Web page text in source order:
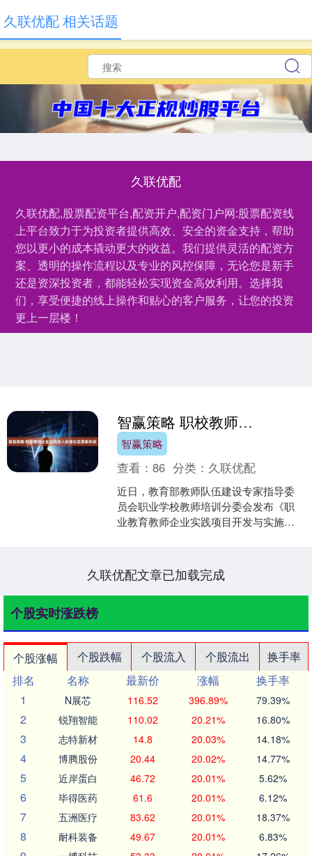
久联优配
久联优配,股票配资平台,配资开户,配资门户网:股票配资线
上平台致力于为投资者提供高效、安全的资金支持，帮助
您以更小的成本撬动更大的收益。我们提供灵活的配资方
案、透明的操作流程以及专业的风控保障，无论您是新手
还是资深投资者，都能轻松实现资金高效利用。选择我
们，享受便捷的线上操作和贴心的客户服务，让您的投资
更上一层楼！
久联优配 相关话题
智赢策略 职校教师企业实践进入标准化发展新阶段
智赢策略
查看：86 分类： 久联优配
近日，教育部教师队伍建设专家指导委
员会职业学校教师培训分委会发布《职
业教育教师企业实践项目开发与实施指
久联优配文章已加载完成
个股实时涨跌榜
个股涨幅 个股跌幅 个股流入 个股流出
换手率
排名
名称 最新价 涨幅
换手率
1
N展芯 116.52 396.89% 79.39%
2 锐翔智能 110.02 20.21% 16.80%
3 志特新材 14.8 20.03% 14.18%
4 博腾股份 20.44 20.02% 14.77%
5 近岸蛋白 46.72 20.01% 5.62%
6 毕得医药 61.6 20.01% 6.12%
7 五洲医疗 83.62 20.01% 18.37%
8 耐科装备 49.67 20.01% 6.83%